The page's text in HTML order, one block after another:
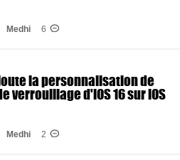
Medhi 6
la personnalisation de
verrouillage d'iOS 16 sur iOS
Medhi 2